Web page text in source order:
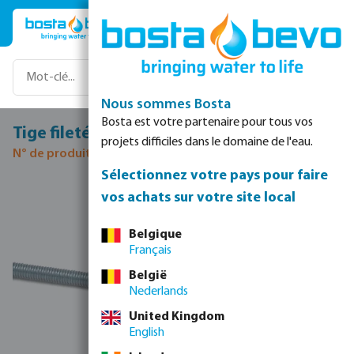
Passer au contenu principal
Tige filetée acier galvanisé M8 1m
N° de produit 0080504
Ignorer la galerie d'images
Nous sommes Bosta
Bosta est votre partenaire pour tous vos
projets difficiles dans le domaine de l'eau.
Sélectionnez votre pays pour faire
vos achats sur votre site local
Belgique
Français
België
Nederlands
United Kingdom
English